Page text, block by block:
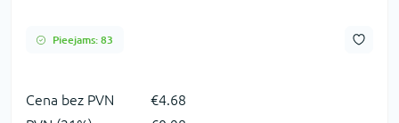
Pieejams: 83
Сena bez PVN
€4.68